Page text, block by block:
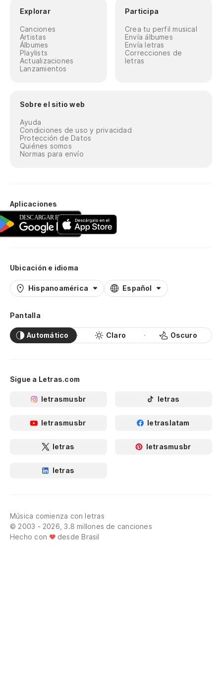
Explorar
Canciones
Artistas
Álbumes
Playlists
Actualizaciones
Lanzamientos
Participa
Crea tu perfil musical
Envía álbumes
Envía letras
Correcciones de
letras
Sobre el sitio web
Ayuda
Condiciones de uso y privacidad
Protección de Datos
Quiénes somos
Normas para envío
Aplicaciones
Ubicación e idioma
Hispanoamérica Español
Pantalla
Automático Claro Oscuro
Sigue a Letras.com
letrasmusbr letras
letrasmusbr letraslatam
letras letrasmusbr
letras
Música comienza con letras
© 2003 - 2026, 3.8 millones de canciones
Hecho con
desde Brasil